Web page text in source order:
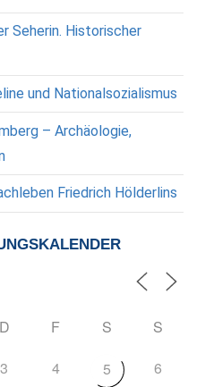
Seherin. Historischer
und Nationalsozialismus
– Archäologie,
Friedrich Hölderlins
D F S S
3 4 5 6